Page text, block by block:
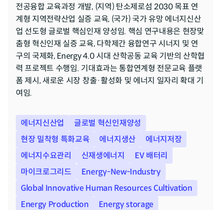
전공융합 교육과정 개발, (지역) 탄소제로섬 2030 목표 연
계형 지역전략산업 실증 교육, (국가) 국가 유망 에너지신산
업 선도형 글로벌 핵심인재 양성임. 핵심 연구내용은 현장맞
춤형 혁신인재 실증 교육, 다학제간 융합연구 시너지 및 연
구의 국제화, Energy 4.0 시대 산학공동 교육 기반의 산학협
력 프로젝트 수행임. 기대효과는 통합연계형 전문교육 플랫
폼 제시, 새로운 시장 창출·활성화 및 에너지 일자리 확대 기
여임.
에너지신산업
글로벌 혁신인재양성
현장 밀착형 특화교육
에너지생산
에너지저장
에너지수요관리
신재생에너지
EV 배터리
마이크로그리드
Energy-New-Industry
Global Innovative Human Resources Cultivation
Energy Production
Energy storage